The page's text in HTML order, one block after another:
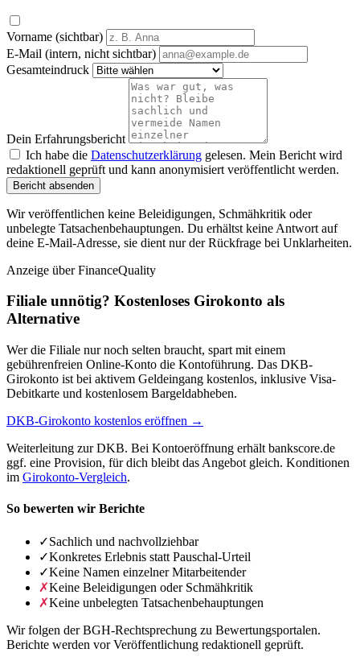
Vorname (sichtbar)
E-Mail (intern, nicht sichtbar)
Gesamteindruck
Dein Erfahrungsbericht
Ich habe die Datenschutzerklärung gelesen. Mein Bericht wird
redaktionell geprüft und kann anonymisiert veröffentlicht werden.
Bericht absenden
Wir veröffentlichen keine Beleidigungen, Schmähkritik oder
unbelegte Tatsachenbehauptungen. Du erhältst keine Antwort auf
deine E-Mail-Adresse, sie dient nur der Rückfrage bei Unklarheiten.
Anzeige über FinanceQuality
Filiale unnötig? Kostenloses Girokonto als
Alternative
Wer die Filiale nur noch selten braucht, spart mit einem
gebührenfreien Online-Konto die Kontoführung. Das DKB-
Girokonto ist bei aktivem Geldeingang kostenlos, inklusive Visa-
Debitkarte und kostenlosem Bargeldabheben.
DKB-Girokonto kostenlos eröffnen →
Weiterleitung zur DKB. Bei Kontoeröffnung erhält bankscore.de
ggf. eine Provision, für dich bleibt das Angebot gleich. Konditionen
im Girokonto-Vergleich.
So bewerten wir Berichte
✓Sachlich und nachvollziehbar
✓Konkretes Erlebnis statt Pauschal-Urteil
✓Keine Namen einzelner Mitarbeitender
✗Keine Beleidigungen oder Schmähkritik
✗Keine unbelegten Tatsachenbehauptungen
Wir folgen der BGH-Rechtsprechung zu Bewertungsportalen.
Berichte werden vor Veröffentlichung redaktionell geprüft.